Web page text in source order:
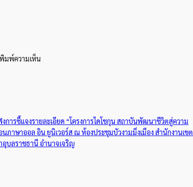
มพ์ความเห็น
งการชี้แจงรายละเอียด “โครงการไดโชกุน สถาบันพัฒนาชีวิตสู่ความ
นภาษาออล อิน ยูนิเวอร์ส ณ ห้องประชุมบัวงามมิ่งเมือง สำนักงานเขต
บลราชธานี อำนาจเจริญ